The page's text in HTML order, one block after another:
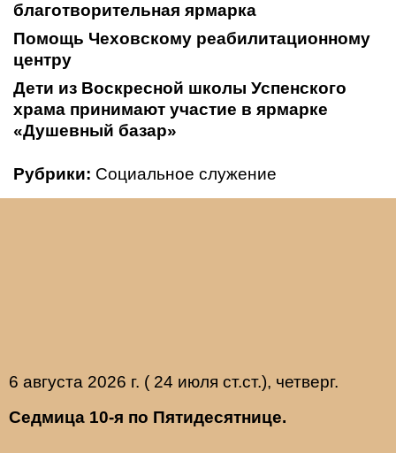
благотворительная ярмарка
Помощь Чеховскому реабилитационному
центру
Дети из Воскресной школы Успенского
храма принимают участие в ярмарке
«Душевный базар»
Рубрики: Социальное служение
6 августа 2026 г. ( 24 июля ст.ст.), четверг.
Седмица 10-я по Пятидесятнице.